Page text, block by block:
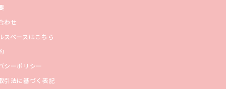
わせ
スペースはこちら
シーポリシー
引法に基づく表記